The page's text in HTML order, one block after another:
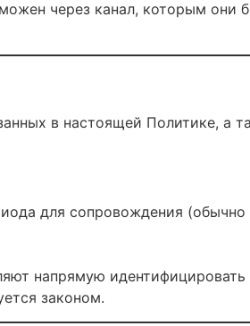
через канал, которым они
в настоящей Политике, а
для сопровождения (обычно
напрямую идентифицировать
законом.